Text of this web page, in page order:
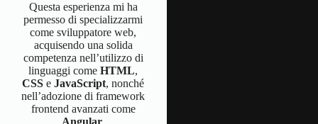
Questa esperienza mi ha
permesso di specializzarmi
come sviluppatore web,
acquisendo una solida
competenza nell’utilizzo di
linguaggi comeHTML,
CSS eJavaScript, nonché
nell’adozione di framework
frontend avanzati come